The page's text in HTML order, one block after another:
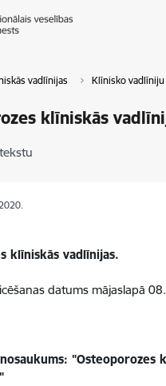
vadlīnijas Klīnisko
klīniskās
klīniskās vadlīnijas.
datums mājaslapā
"Osteoporozes